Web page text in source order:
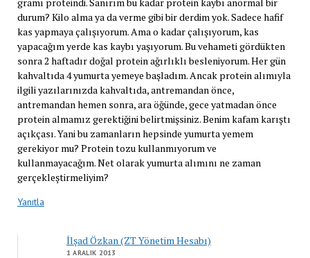
durum? Kilo alma ya da verme gibi bir derdim yok. Sadece hafif
kas yapmaya çalışıyorum. Ama o kadar çalışıyorum, kas
yapacağım yerde kas kaybı yaşıyorum. Bu vehameti gördükten
sonra 2 haftadır doğal protein ağırlıklı besleniyorum. Her gün
kahvaltıda 4 yumurta yemeye başladım. Ancak protein alımıyla
ilgili yazılarınızda kahvaltıda, antremandan önce,
antremandan hemen sonra, ara öğünde, gece yatmadan önce
protein almamız gerektiğini belirtmişsiniz. Benim kafam karıştı
açıkçası. Yani bu zamanların hepsinde yumurta yemem
gerekiyor mu? Protein tozu kullanmıyorum ve
kullanmayacağım. Net olarak yumurta alımını ne zaman
gerçekleştirmeliyim?
Yanıtla
İlşad Özkan (ZT Yönetim Hesabı)
1 ARALIK 2013